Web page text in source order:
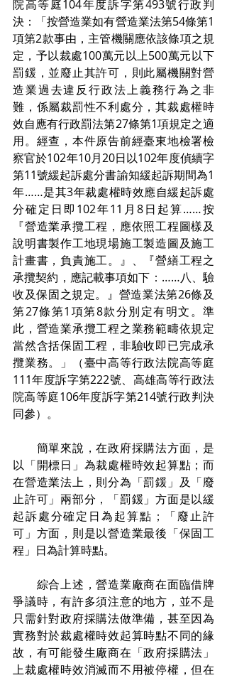
院高等庭104年度訴字第493號行政判
決：「按營造業如有營造業法第54條第1
項第2款事由，主管機關應依該條項之規
定，予以裁處100萬元以上500萬元以下
罰鍰，並廢止其許可，則此屬機關對營
造業過去違反行政法上義務行為之非
難，係屬裁罰性不利處分，其裁處權時
效自應有行政罰法第27條第1項規定之適
用。經查，本件原告前經臺東地檢署檢
察官於102年10月20日以102年度偵續字
第11號緩起訴處分書諭知緩起訴期間為1
年……是其3年裁處權時效應自緩起訴處
分確定日即102年11月8日起算……按
『營造業承攬工程，應依照工程圖樣及
說明書製作工地現場施工製造圖及施工
計畫書，負責施工。』、『營繕工程之
承攬契約，應記載事項如下：……八、驗
收及保固之規定。』營造業法第26條及
第27條第1項第8款分別定有明文。準
此，營造業承攬工程之業務範疇依規定
當然含括保固工程，非驗收即已完成承
攬業務。」（臺中高等行政法院高等庭
111年度訴字第222號、高雄高等行政法
院高等庭106年度訴字第214號行政判決
同參）。
簡單來說，在政府採購法方面，是
以「開標日」為裁處權時效起算點；而
在營造業法上，則分為「罰鍰」及「廢
止許可」兩部分，「罰鍰」方面是以緩
起訴處分確定日為起算點；「廢止許
可」方面，則是以營造業最後「保固工
程」日為計算時點。
綜合上述，營造業廠商在面臨借牌
爭議時，有許多須注意的地方，並不是
只需針對政府採購法做準備，甚至因為
實務對於裁處權時效起算時點不同的緣
故，有可能發生廠商在「政府採購法」
上裁處權時效消滅而不用被停權，但在